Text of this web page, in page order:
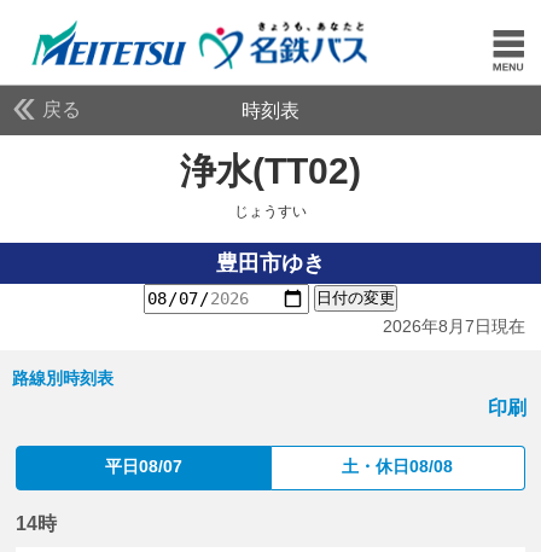
戻る 時刻表
浄水(TT02)
じょうすい
豊田市ゆき
日付の変更
2026年8月7日現在
路線別時刻表
印刷
平日08/07 土・休日08/08
14時